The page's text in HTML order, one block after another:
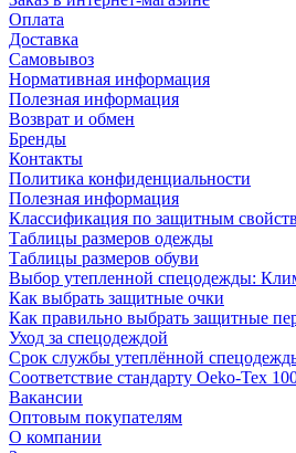
Оплата
Доставка
Самовывоз
Нормативная информация
Полезная информация
Возврат и обмен
Бренды
Контакты
Политика конфиденциальности
Полезная информация
Классификация по защитным
Таблицы размеров одежды
Таблицы размеров обуви
Выбор утепленной спецодежды:
Как выбрать защитные очки
Как правильно выбрать защитные
Уход за спецодеждой
Срок службы утеплённой
Соответствие стандарту Oeko-Tex
Вакансии
Оптовым покупателям
О компании